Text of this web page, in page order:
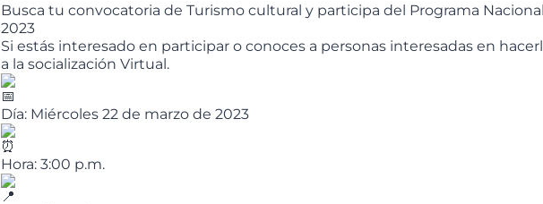
Busca tu convocatoria de Turismo cultural y participa del Programa
2023
Si estás interesado en participar o conoces a personas interesadas en
a la socialización Virtual.
Día: Miércoles 22 de marzo de 2023
Hora: 3:00 p.m.